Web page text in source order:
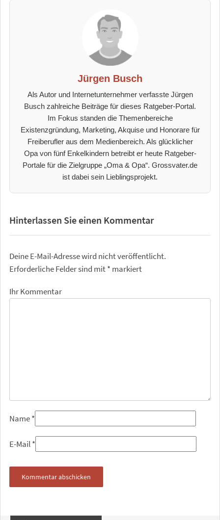
Jürgen Busch
Als Autor und Internetunternehmer verfasste Jürgen
Busch zahlreiche Beiträge für dieses Ratgeber-Portal.
Im Fokus standen die Themenbereiche
Existenzgründung, Marketing, Akquise und Honorare für
Freiberufler aus dem Medienbereich. Als glücklicher
Opa von fünf Enkelkindern betreibt er heute Ratgeber-
Portale für die Zielgruppe „Oma & Opa“. Grossvater.de
ist dabei sein Lieblingsprojekt.
Hinterlassen Sie einen Kommentar
Deine E-Mail-Adresse wird nicht veröffentlicht.
Erforderliche Felder sind mit* markiert
Ihr Kommentar
Name*
E-Mail*